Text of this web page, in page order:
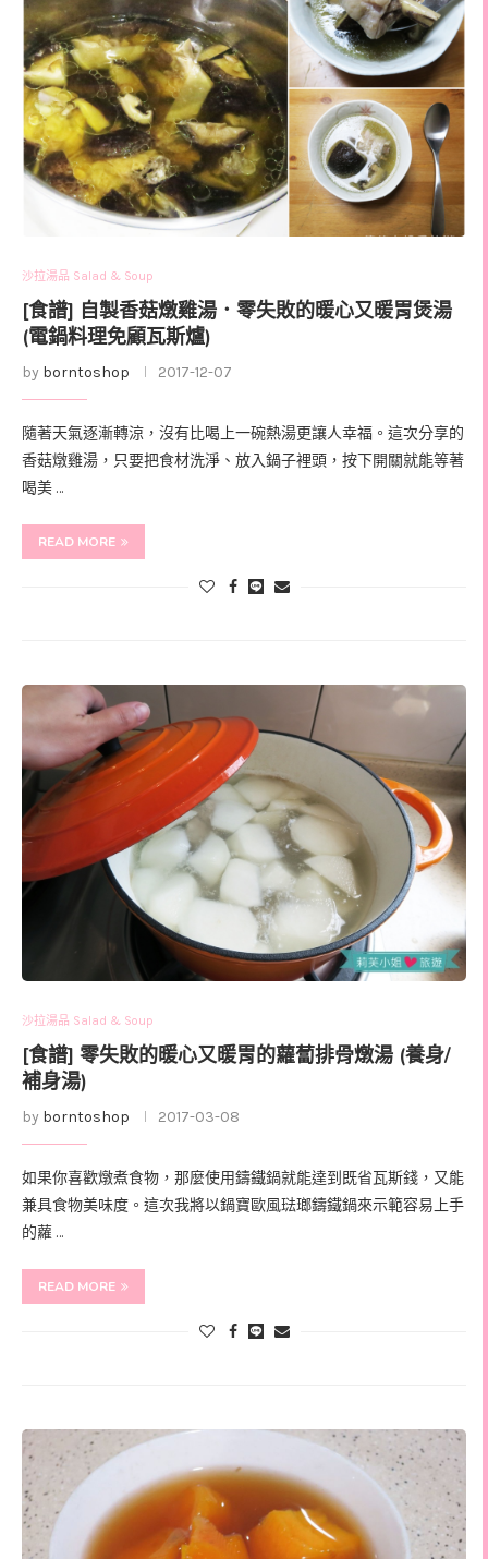
沙拉湯品 Salad & Soup
[食譜] 自製香菇燉雞湯．零失敗的暖心又暖胃煲湯
(電鍋料理免顧瓦斯爐)
by borntoshop 2017-12-07
隨著天氣逐漸轉涼，沒有比喝上一碗熱湯更讓人幸福。這次分享的
香菇燉雞湯，只要把食材洗淨、放入鍋子裡頭，按下開關就能等著
喝美 …
READ MORE
沙拉湯品 Salad & Soup
[食譜] 零失敗的暖心又暖胃的蘿蔔排骨燉湯 (養身/
補身湯)
by borntoshop 2017-03-08
如果你喜歡燉煮食物，那麼使用鑄鐵鍋就能達到既省瓦斯錢，又能
兼具食物美味度。這次我將以鍋寶歐風琺瑯鑄鐵鍋來示範容易上手
的蘿 …
READ MORE